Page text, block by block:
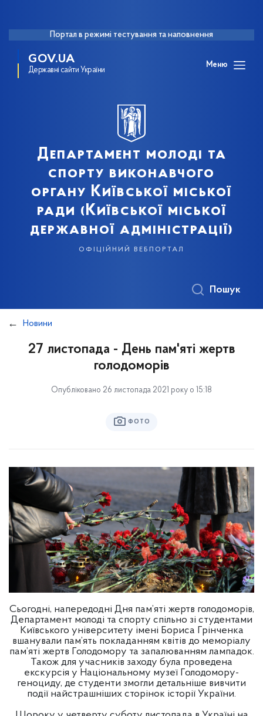
Портал в режимі тестування та наповнення
GOV.UA
Державні сайти України
Меню
Департамент молоді та
спорту виконавчого
органу Київської міської
ради (Київської міської
державної адміністрації)
офіційний вебпортал
Пошук
Новини
27 листопада - День пам'яті жертв
голодоморів
Опубліковано 26 листопада 2021 року о 15:18
ФОТО
Сьогодні, напередодні Дня пам’яті жертв голодоморів,
Департамент молоді та спорту спільно зі студентами
Київського університету імені Бориса Грінченка
вшанували пам’ять покладанням квітів до меморіалу
пам’яті жертв Голодомору та запалюванням лампадок.
Також для учасників заходу була проведена
екскурсія у Національному музеї Голодомору-
геноциду, де студенти змогли детальніше вивчити
події найстрашніших сторінок історії України.